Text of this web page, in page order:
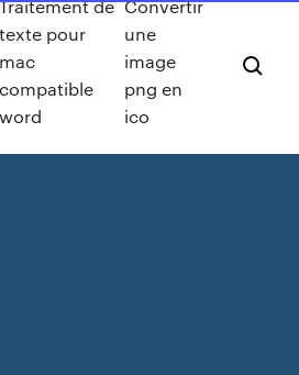
de
texte pour
mac
compatible
word
Convertir
une
image
png en
ico